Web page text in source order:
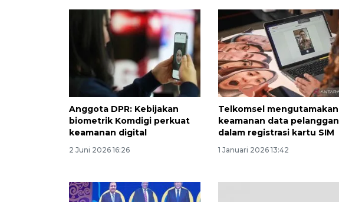
Anggota DPR: Kebijakan
biometrik Komdigi perkuat
keamanan digital
2 Juni 2026 16:26
Telkomsel mengutamakan
keamanan data pelanggan
dalam registrasi kartu SIM
1 Januari 2026 13:42